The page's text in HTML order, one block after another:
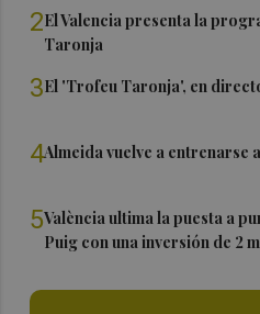
2El Valencia presenta la
Taronja
3El 'Trofeu Taronja', en
4Almeida vuelve a entrenarse
5València ultima la puesta a
Puig con una inversión de 2